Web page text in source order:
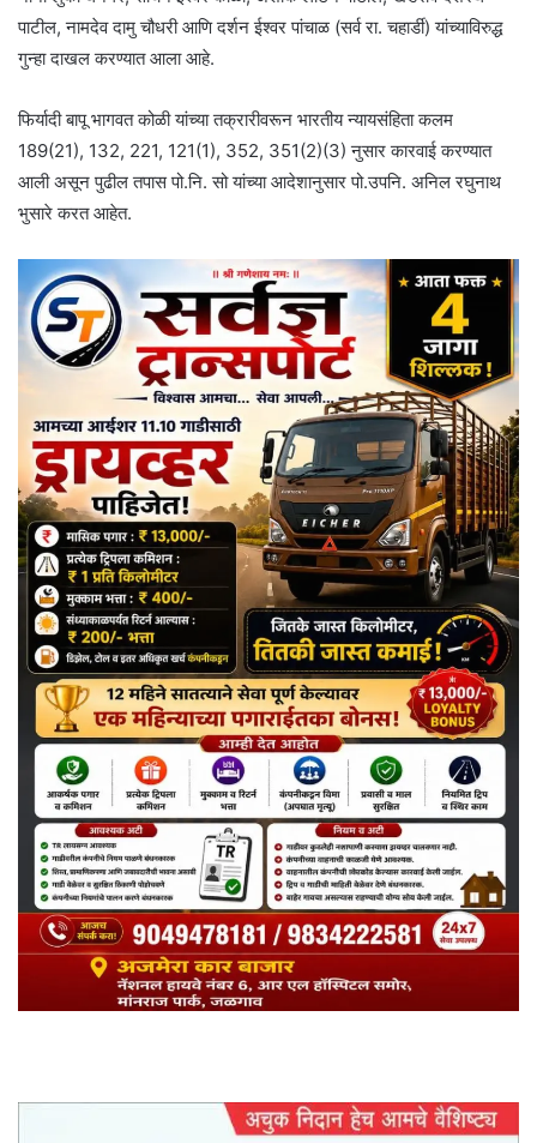
पाटील, नामदेव दामु चौधरी आणि दर्शन ईश्वर पांचाळ (सर्व रा. चहार्डी) यांच्याविरुद्ध
गुन्हा दाखल करण्यात आला आहे.
फिर्यादी बापू भागवत कोळी यांच्या तक्रारीवरून भारतीय न्यायसंहिता कलम
189(21), 132, 221, 121(1), 352, 351(2)(3) नुसार कारवाई करण्यात
आली असून पुढील तपास पो.नि. सो यांच्या आदेशानुसार पो.उपनि. अनिल रघुनाथ
भुसारे करत आहेत.